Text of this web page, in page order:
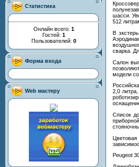
Статистика
Онлайн всего: 1
Гостей: 1
Пользователей: 0
Форма входа
Web мастеру
шасси.
512
В
сварка.
Салон
модели
2,0
Список
Цветовая
Peugeot